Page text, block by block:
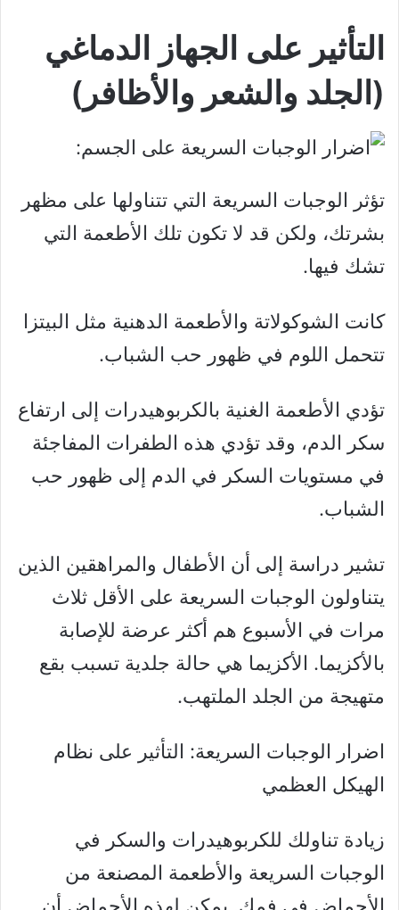
التأثير على الجهاز الدماغي
(الجلد والشعر والأظافر)
تؤثر الوجبات السريعة التي تتناولها على مظهر
بشرتك، ولكن قد لا تكون تلك الأطعمة التي
تشك فيها.
كانت الشوكولاتة والأطعمة الدهنية مثل البيتزا
تتحمل اللوم في ظهور حب الشباب.
تؤدي الأطعمة الغنية بالكربوهيدرات إلى ارتفاع
سكر الدم، وقد تؤدي هذه الطفرات المفاجئة
في مستويات السكر في الدم إلى ظهور حب
الشباب.
تشير دراسة إلى أن الأطفال والمراهقين الذين
يتناولون الوجبات السريعة على الأقل ثلاث
مرات في الأسبوع هم أكثر عرضة للإصابة
بالأكزيما. الأكزيما هي حالة جلدية تسبب بقع
متهيجة من الجلد الملتهب.
اضرار الوجبات السريعة: التأثير على نظام
الهيكل العظمي
زيادة تناولك للكربوهيدرات والسكر في
الوجبات السريعة والأطعمة المصنعة من